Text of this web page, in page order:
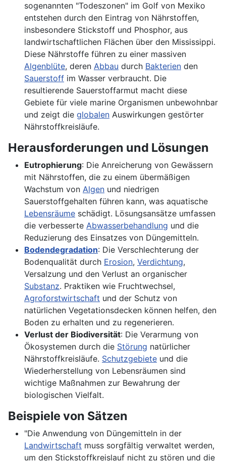
sogenannten "Todeszonen" im Golf von Mexiko
entstehen durch den Eintrag von Nährstoffen,
insbesondere Stickstoff und Phosphor, aus
landwirtschaftlichen Flächen über den Mississippi.
Diese Nährstoffe führen zu einer massiven
Algenblüte, deren Abbau durch Bakterien den
Sauerstoff im Wasser verbraucht. Die
resultierende Sauerstoffarmut macht diese
Gebiete für viele marine Organismen unbewohnbar
und zeigt die globalen Auswirkungen gestörter
Nährstoffkreisläufe.
Herausforderungen und Lösungen
Eutrophierung: Die Anreicherung von Gewässern
mit Nährstoffen, die zu einem übermäßigen
Wachstum von Algen und niedrigen
Sauerstoffgehalten führen kann, was aquatische
Lebensräume schädigt. Lösungsansätze umfassen
die verbesserte Abwasserbehandlung und die
Reduzierung des Einsatzes von Düngemitteln.
Bodendegradation: Die Verschlechterung der
Bodenqualität durch Erosion, Verdichtung,
Versalzung und den Verlust an organischer
Substanz. Praktiken wie Fruchtwechsel,
Agroforstwirtschaft und der Schutz von
natürlichen Vegetationsdecken können helfen, den
Boden zu erhalten und zu regenerieren.
Verlust der Biodiversität: Die Verarmung von
Ökosystemen durch die Störung natürlicher
Nährstoffkreisläufe. Schutzgebiete und die
Wiederherstellung von Lebensräumen sind
wichtige Maßnahmen zur Bewahrung der
biologischen Vielfalt.
Beispiele von Sätzen
"Die Anwendung von Düngemitteln in der
Landwirtschaft muss sorgfältig verwaltet werden,
um den Stickstoffkreislauf nicht zu stören und die